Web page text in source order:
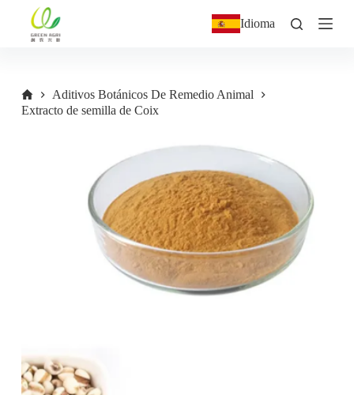
Idioma
Aditivos Botánicos De Remedio Animal
Extracto de semilla de Coix